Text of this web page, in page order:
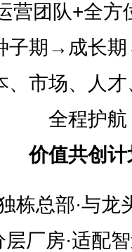
营团队+全方
子期→成长
、市场、人
全程护航
价值共创计
栋总部·与龙
层厂房·适配